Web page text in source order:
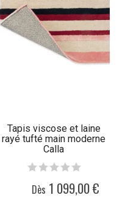
Tapis viscose et laine
rayé tufté main moderne
Calla
Dès 1 099,00 €